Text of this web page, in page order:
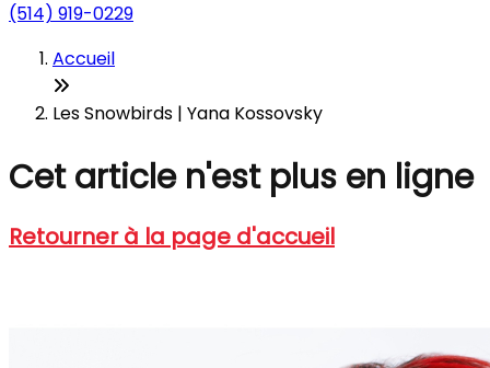
(514) 919-0229
Accueil
Les Snowbirds | Yana Kossovsky
Cet article n'est plus en ligne
Retourner à la page d'accueil